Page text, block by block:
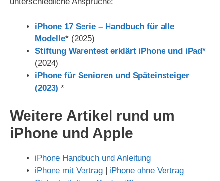
iPhone 17 Serie – Handbuch für alle
Modelle* (2025)
Stiftung Warentest erklärt iPhone und iPad*
(2024)
iPhone für Senioren und Späteinsteiger
(2023) *
Weitere Artikel rund um
iPhone und Apple
iPhone Handbuch und Anleitung
iPhone mit Vertrag | iPhone ohne Vertrag